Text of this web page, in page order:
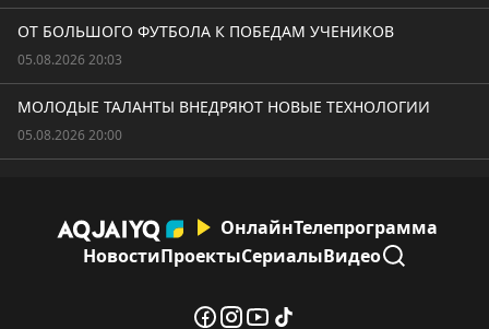
ОТ БОЛЬШОГО ФУТБОЛА К ПОБЕДАМ УЧЕНИКОВ
05.08.2026 20:03
МОЛОДЫЕ ТАЛАНТЫ ВНЕДРЯЮТ НОВЫЕ ТЕХНОЛОГИИ
05.08.2026 20:00
ОнлайнТелепрограмма
НовостиПроектыСериалыВидео